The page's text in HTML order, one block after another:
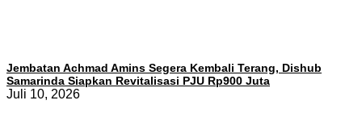
Jembatan Achmad Amins Segera Kembali Terang, Dishub
Samarinda Siapkan Revitalisasi PJU Rp900 Juta
Juli 10, 2026